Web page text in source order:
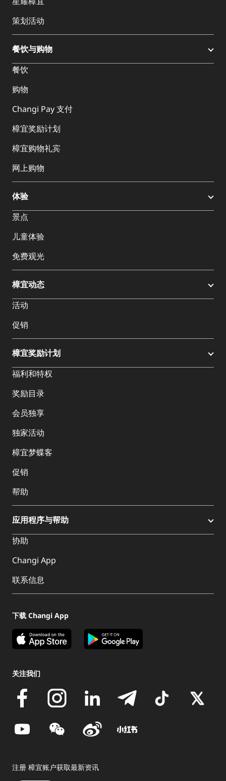
策划活动
餐饮与购物
餐饮
购物
Changi Pay 支付
樟宜奖励计划
樟宜购物礼宾
网上购物
体验
景点
儿童体验
免费观光
樟宜动态
活动
促销
樟宜奖励计划
福利和特权
奖励目录
会员独享
独家活动
樟宜梦蝶客
促销
帮助
应用程序与帮助
协助
Changi App
联系信息
下载 Changi App
关注我们
注册 樟宜账户获取最新资讯